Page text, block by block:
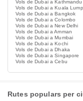
Vols de Dubai a Kathmandu
Vols de Dubai a Kuala
Vols de Dubai a Bangkok
Vols de Dubai a Colombo
Vols de Dubai a New Delhi
Vols de Dubai a Amman
Vols de Dubai a Mumbai
Vols de Dubai a Kochi
Vols de Dubai a Dhaka
Vols de Dubai a Singapore
Vols de Dubai a Cebu
Rutes populars per